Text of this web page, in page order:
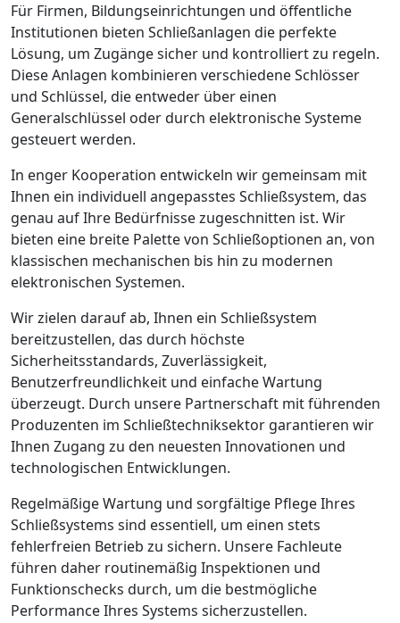
Für Firmen, Bildungseinrichtungen und öffentliche
Institutionen bieten Schließanlagen die perfekte
Lösung, um Zugänge sicher und kontrolliert zu regeln.
Diese Anlagen kombinieren verschiedene Schlösser
und Schlüssel, die entweder über einen
Generalschlüssel oder durch elektronische Systeme
gesteuert werden.
In enger Kooperation entwickeln wir gemeinsam mit
Ihnen ein individuell angepasstes Schließsystem, das
genau auf Ihre Bedürfnisse zugeschnitten ist. Wir
bieten eine breite Palette von Schließoptionen an, von
klassischen mechanischen bis hin zu modernen
elektronischen Systemen.
Wir zielen darauf ab, Ihnen ein Schließsystem
bereitzustellen, das durch höchste
Sicherheitsstandards, Zuverlässigkeit,
Benutzerfreundlichkeit und einfache Wartung
überzeugt. Durch unsere Partnerschaft mit führenden
Produzenten im Schließtechniksektor garantieren wir
Ihnen Zugang zu den neuesten Innovationen und
technologischen Entwicklungen.
Regelmäßige Wartung und sorgfältige Pflege Ihres
Schließsystems sind essentiell, um einen stets
fehlerfreien Betrieb zu sichern. Unsere Fachleute
führen daher routinemäßig Inspektionen und
Funktionschecks durch, um die bestmögliche
Performance Ihres Systems sicherzustellen.